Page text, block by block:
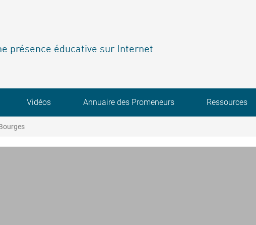
présence éducative sur Internet
Vidéos Annuaire des Promeneurs Ressources